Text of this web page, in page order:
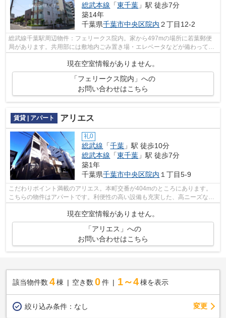
総武本線 「東千葉 」駅 徒歩7分
築14年
千葉県千葉市中央区院内 ２丁目12-2
総武線千葉駅周辺物件：フェリークス院内。家から497mの場所に若葉郵便
局があります。共用部には敷地内ごみ置き場・エレベータなどが備わってお
りとても充実しています。
現在空室情報がありません。
「フェリークス院内」への
お問い合わせはこちら
賃貸 | アパート アリエス
礼0
総武線 「千葉 」駅 徒歩10分
総武本線 「東千葉 」駅 徒歩7分
築1年
千葉県千葉市中央区院内 １丁目5-9
こだわりポイント満載のアリエス。本町交番が404mのところにあります。
こちらの物件はアパートです。利便性の高い設備も充実した、高ニーズな
2025年築の物件です。
現在空室情報がありません。
「アリエス」への
お問い合わせはこちら
該当物件数 4棟 空き数 0 件 1～4 棟を表示
絞り込み条件： なし 変更